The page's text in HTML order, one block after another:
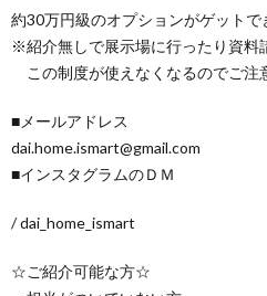
約30万円級のオプションがゲットで
※紹介無しで展示場に行ったり資料
この制度が使えなくなるのでご注
■メールアドレス
dai.home.ismart@gmail.com
■インスタグラムのＤＭ
/ dai_home_ismart
☆ご紹介可能な方☆